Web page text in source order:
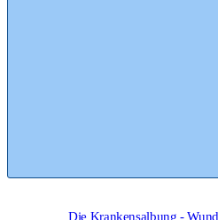
Die Krankensalbung -